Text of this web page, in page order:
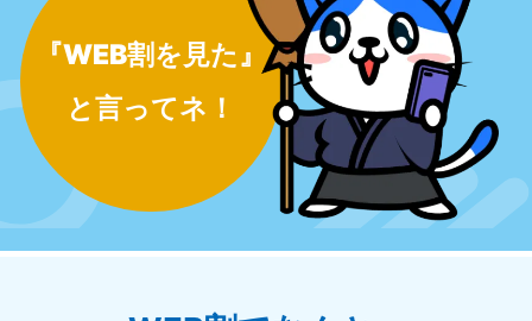
『WEB割を見た』
と言ってネ！